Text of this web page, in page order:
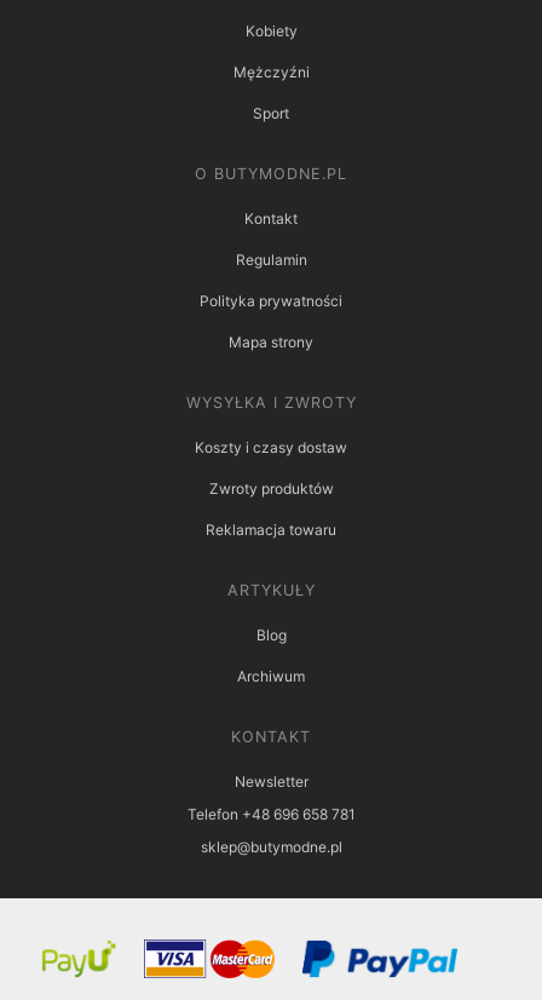
Kobiety
Mężczyźni
Sport
O BUTYMODNE.PL
Kontakt
Regulamin
Polityka prywatności
Mapa strony
WYSYŁKA I ZWROTY
Koszty i czasy dostaw
Zwroty produktów
Reklamacja towaru
ARTYKUŁY
Blog
Archiwum
KONTAKT
Newsletter
Telefon +48 696 658 781
sklep@butymodne.pl